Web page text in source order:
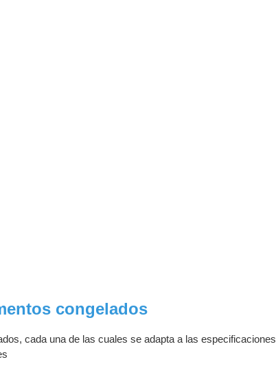
congelados
cada una de las cuales se adapta a las especificaciones